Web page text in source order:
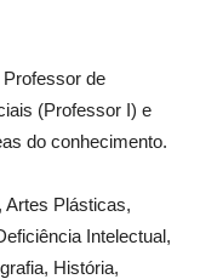
de
(Professor I) e
do conhecimento.
Artes Plásticas,
Intelectual,
História,